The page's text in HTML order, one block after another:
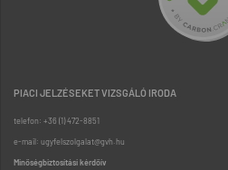
PIACI JELZÉSEKET VIZSGÁLÓ IRODA
telefon: +36 (1) 472-8851
e-mail: ugyfelszolgalat@gvh.hu
Minőségbiztosítási kérdőív